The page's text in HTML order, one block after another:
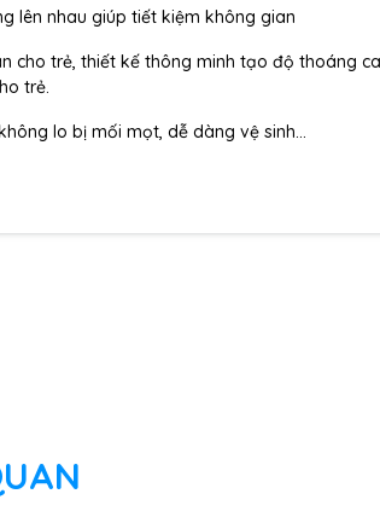
lên nhau giúp tiết kiệm không gian
cho trẻ, thiết kế thông minh tạo độ thoáng
trẻ.
lo bị mối mọt, dễ dàng vệ sinh…